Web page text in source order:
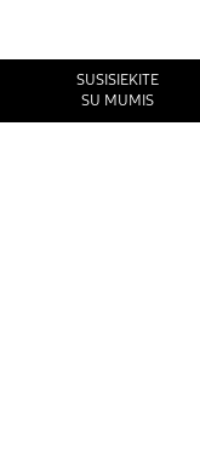
SUSISIEKITE
SU MUMIS